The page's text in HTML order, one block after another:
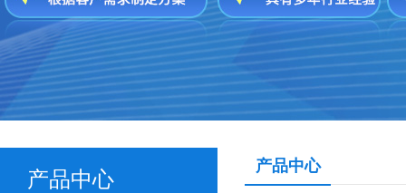
产品中心
产品中心